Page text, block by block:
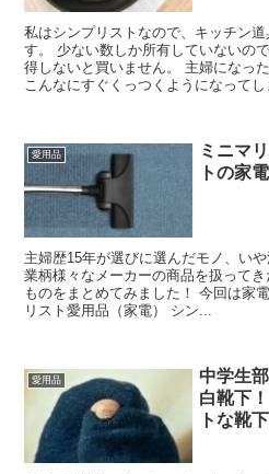
私はシンプリストなので、キッチン
す。 少ない数しか所有していないの
得しないと買いません。 主婦になっ
こんなにすぐくっつくようになってし
愛用品
ミニマ
トの家
主婦歴15年が選びに選んだモノ、い
業柄様々なメーカーの商品を扱って
ものをまとめてみました！ 今回は家
リスト愛用品（家電） シン...
愛用品
中学生
白靴下
トな靴